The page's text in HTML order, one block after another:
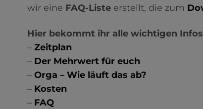
wir eine FAQ-Liste erstellt, die zum
Hier bekommt ihr alle wichtigen Infos
–Zeitplan
– Der Mehrwert für euch
–Orga – Wie läuft das ab?
– Kosten
– FAQ